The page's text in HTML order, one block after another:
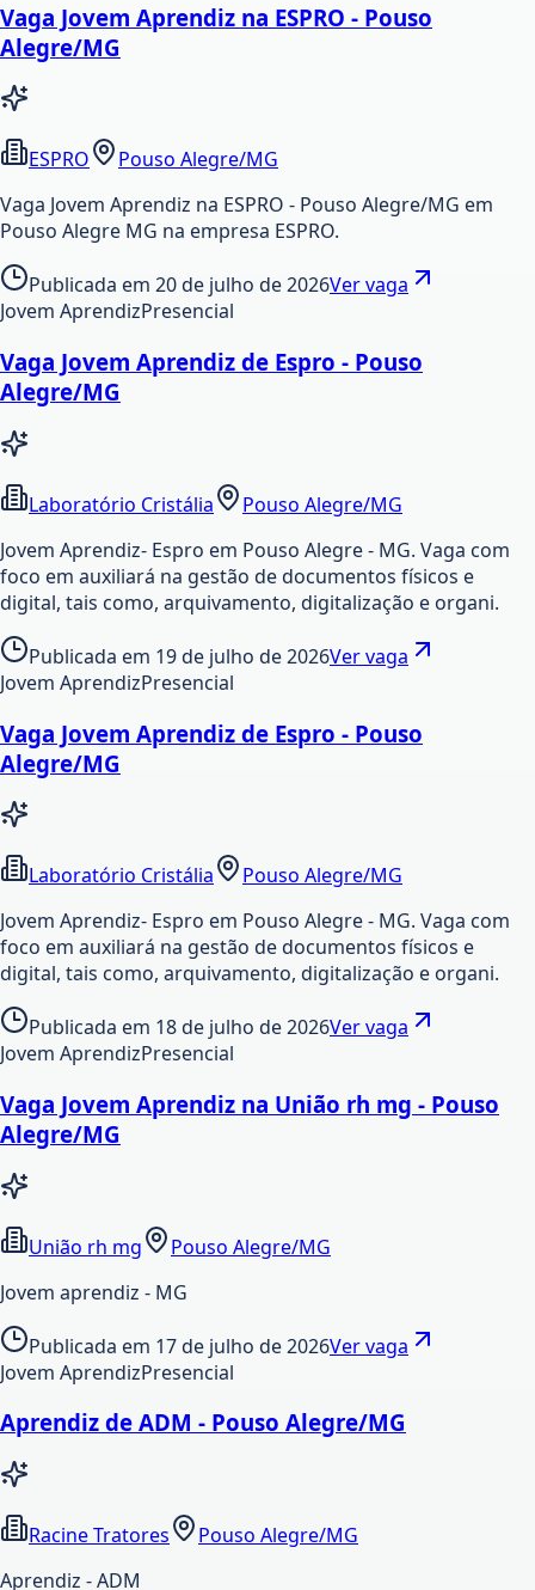
Vaga Jovem Aprendiz na ESPRO - Pouso
Alegre/MG
ESPRO
Pouso Alegre/MG
Vaga Jovem Aprendiz na ESPRO - Pouso Alegre/MG em
Pouso Alegre MG na empresa ESPRO.
Publicada em 20 de julho de 2026Ver vaga
Jovem AprendizPresencial
Vaga Jovem Aprendiz de Espro - Pouso
Alegre/MG
Laboratório Cristália
Pouso Alegre/MG
Jovem Aprendiz- Espro em Pouso Alegre - MG. Vaga com
foco em auxiliará na gestão de documentos físicos e
digital, tais como, arquivamento, digitalização e organi.
Publicada em 19 de julho de 2026Ver vaga
Jovem AprendizPresencial
Vaga Jovem Aprendiz de Espro - Pouso
Alegre/MG
Laboratório Cristália
Pouso Alegre/MG
Jovem Aprendiz- Espro em Pouso Alegre - MG. Vaga com
foco em auxiliará na gestão de documentos físicos e
digital, tais como, arquivamento, digitalização e organi.
Publicada em 18 de julho de 2026Ver vaga
Jovem AprendizPresencial
Vaga Jovem Aprendiz na União rh mg - Pouso
Alegre/MG
União rh mg
Pouso Alegre/MG
Jovem aprendiz - MG
Publicada em 17 de julho de 2026Ver vaga
Jovem AprendizPresencial
Aprendiz de ADM - Pouso Alegre/MG
Racine Tratores
Pouso Alegre/MG
Aprendiz - ADM